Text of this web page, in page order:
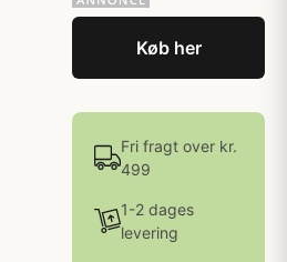
Køb her
Fri fragt over kr.
499
1-2 dages
levering